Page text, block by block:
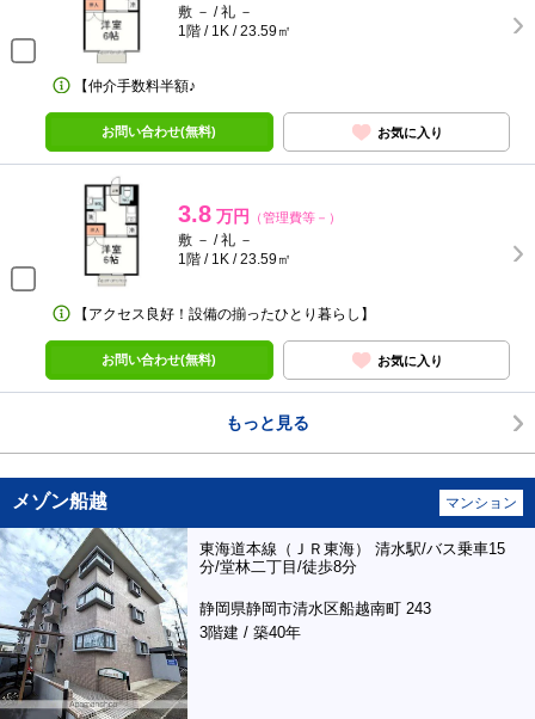
敷 － / 礼 －
1階 / 1K / 23.59㎡
【仲介手数料半額♪
お問い合わせ(無料) お気に入り
3.8 万円 （管理費等－）
敷 － / 礼 －
1階 / 1K / 23.59㎡
【アクセス良好！設備の揃ったひとり暮らし】
お問い合わせ(無料) お気に入り
もっと見る
メゾン船越 マンション
東海道本線（ＪＲ東海） 清水駅/バス乗車15
分/堂林二丁目/徒歩8分
静岡県静岡市清水区船越南町 243
3階建 / 築40年